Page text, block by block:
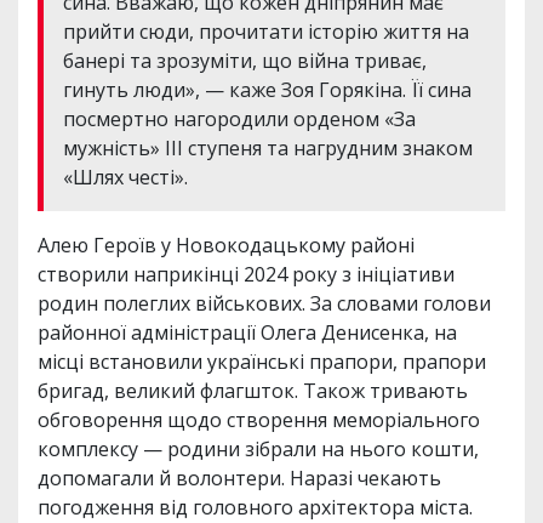
прийти сюди, прочитати історію життя на
банері та зрозуміти, що війна триває,
гинуть люди», — каже Зоя Горякіна. Її сина
посмертно нагородили орденом «За
мужність» ІІІ ступеня та нагрудним знаком
«Шлях честі».
Алею Героїв у Новокодацькому районі
створили наприкінці 2024 року з ініціативи
родин полеглих військових. За словами голови
районної адміністрації Олега Денисенка, на
місці встановили українські прапори, прапори
бригад, великий флагшток. Також тривають
обговорення щодо створення меморіального
комплексу — родини зібрали на нього кошти,
допомагали й волонтери. Наразі чекають
погодження від головного архітектора міста.